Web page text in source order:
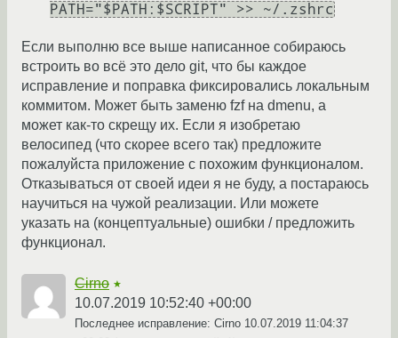
PATH="$PATH:$SCRIPT" >> ~/.zshrc
Если выполню все выше написанное собираюсь
встроить во всё это дело git, что бы каждое
исправление и поправка фиксировались локальным
коммитом. Может быть заменю fzf на dmenu, а
может как-то скрещу их. Если я изобретаю
велосипед (что скорее всего так) предложите
пожалуйста приложение с похожим функционалом.
Отказываться от своей идеи я не буду, а постараюсь
научиться на чужой реализации. Или можете
указать на (концептуальные) ошибки / предложить
функционал.
Cirno ★
10.07.2019 10:52:40 +00:00
Последнее исправление: Cirno 10.07.2019 11:04:37